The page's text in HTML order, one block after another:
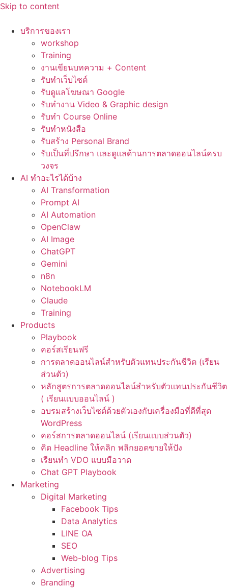
Skip to content
บริการของเรา
workshop
Training
งานเขียนบทความ + Content
รับทำเว็บไซต์
รับดูแลโฆษณา Google
รับทำงาน Video & Graphic design
รับทำ Course Online
รับทำหนังสือ
รับสร้าง Personal Brand
รับเป็นที่ปรึกษา และดูแลด้านการตลาดออนไลน์ครบ
วงจร
AI ทำอะไรได้บ้าง
AI Transformation
Prompt AI
AI Automation
OpenClaw
AI Image
ChatGPT
Gemini
n8n
NotebookLM
Claude
Training
Products
Playbook
คอร์สเรียนฟรี
การตลาดออนไลน์สำหรับตัวแทนประกันชีวิต (เรียน
ส่วนตัว)
หลักสูตรการตลาดออนไลน์สำหรับตัวแทนประกันชีวิต
( เรียนแบบออนไลน์ )
อบรมสร้างเว็บไซต์ด้วยตัวเองกับเครื่องมือที่ดีที่สุด
WordPress
คอร์สการตลาดออนไลน์ (เรียนแบบส่วนตัว)
คิด Headline ให้คลิก พลิกยอดขายให้ปัง
เรียนทำ VDO แบบมือวาด
Chat GPT Playbook
Marketing
Digital Marketing
Facebook Tips
Data Analytics
LINE OA
SEO
Web-blog Tips
Advertising
Branding